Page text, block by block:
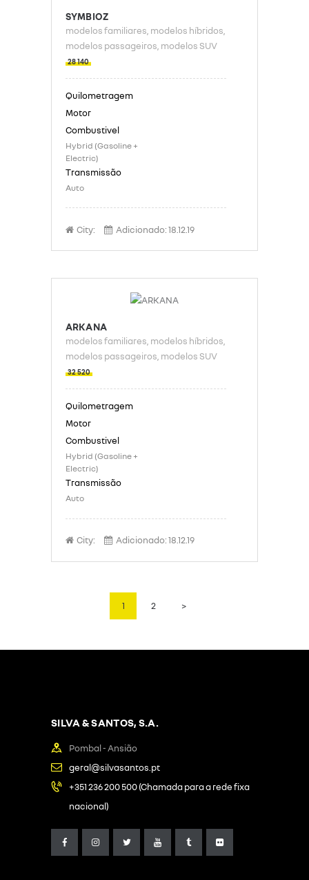
SYMBIOZ
modelos familiares , modelos híbridos
modelos passageiros , modelos SUV
28 140
Hybrid (Gasoline +
Electric)
Auto
City: Adicionado:18.12.19
ARKANA
modelos familiares , modelos híbridos
modelos passageiros , modelos SUV
32 520
Hybrid (Gasoline +
Electric)
Auto
City: Adicionado:18.12.19
PAGINAÇÃO
CONTEÚDOS
PAGE
1 PAGE
2 >
SILVA & SANTOS, S.A.
Pombal - Ansião
geral@silvasantos.pt
+351 236 200 500 (Chamada para a rede fixa
nacional)